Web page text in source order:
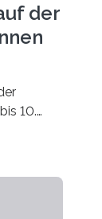
der
10.